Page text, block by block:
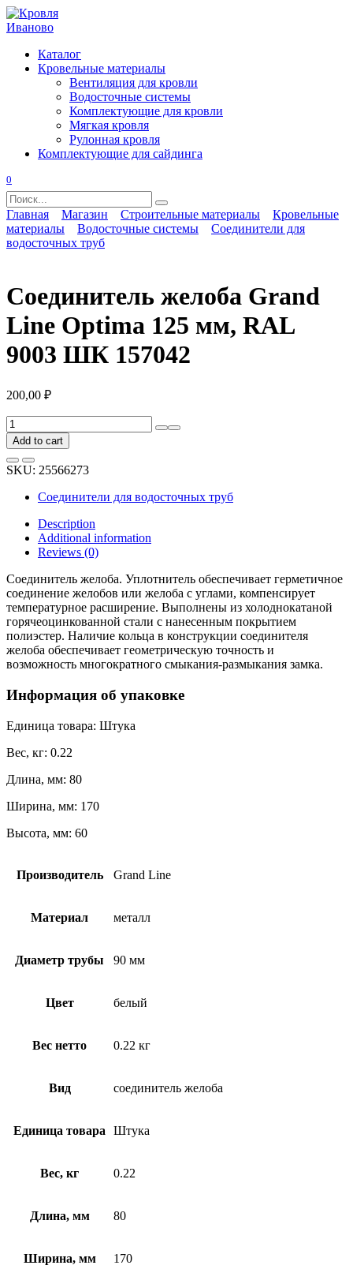
Перейти
к
Каталог
Кровельные материалы
Вентиляция для кровли
Водосточные системы
Комплектующие для кровли
Мягкая кровля
Рулонная кровля
Комплектующие для сайдинга
0
Search
for:
Главная Магазин Строительные материалы
Кровельные
материалы
Водосточные системы
Соединители для
водосточных труб
Соединитель желоба Grand
Line Optima 125 мм, RAL
9003 ШК 157042
200,00 ₽
Соединитель
желоба
Grand
Line
Optima
RAL
9003
ШК
quantity
Add to cart
SKU: 25566273
Соединители для водосточных труб
Description
Additional information
Reviews (0)
Соединитель желоба. Уплотнитель обеспечивает герметичное
соединение желобов или желоба с углами, компенсирует
температурное расширение. Выполнены из холоднокатаной
горячеоцинкованной стали с нанесенным покрытием
полиэстер. Наличие кольца в конструкции соединителя
желоба обеспечивает геометрическую точность и
возможность многократного смыкания-размыкания замка.
Информация об упаковке
Единица товара: Штука
Вес, кг: 0.22
Длина, мм: 80
Ширина, мм: 170
Высота, мм: 60
Производитель Grand Line
Материал металл
Диаметр трубы 90 мм
Цвет белый
Вес нетто 0.22 кг
Вид соединитель желоба
Единица товара Штука
Вес, кг 0.22
Длина, мм 80
Ширина, мм 170